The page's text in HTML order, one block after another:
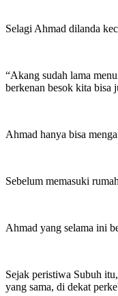
Selagi Ahmad dilanda
“Akang sudah lama
berkenan besok kita bisa
Ahmad hanya bisa
Sebelum memasuki
Ahmad yang selama ini
Sejak peristiwa Subuh
yang sama, di dekat